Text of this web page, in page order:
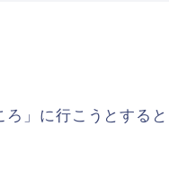
」に行こうとすると